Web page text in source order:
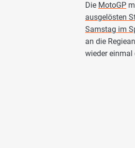
Die MotoGP
ausgelösten
Samstag im
an die
wieder einmal